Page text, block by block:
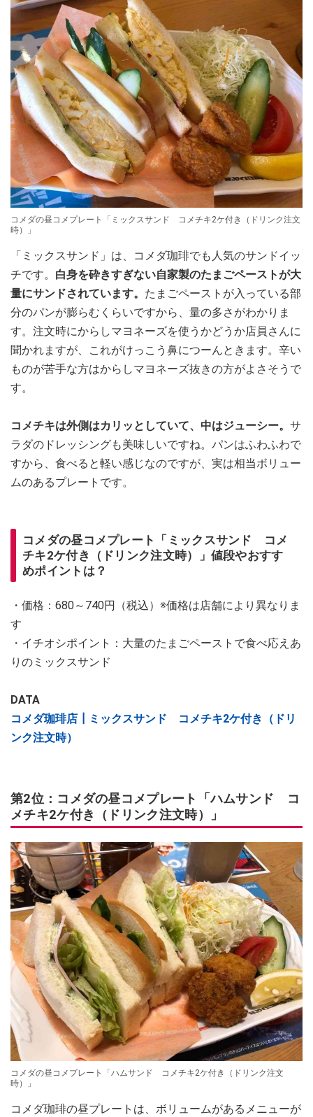
コメダの昼コメプレート「ミックスサンド コメチキ2ケ付き（ドリンク注文
時）」
「ミックスサンド」は、コメダ珈琲でも人気のサンドイッ
チです。 白身を砕きすぎない自家製のたまごペーストが大
量にサンドされています。 たまごペーストが入っている部
分のパンが膨らむくらいですから、量の多さがわかりま
す。注文時にからしマヨネーズを使うかどうか店員さんに
聞かれますが、これがけっこう鼻につーんときます。辛い
ものが苦手な方はからしマヨネーズ抜きの方がよさそうで
す。
コメチキは外側はカリッとしていて、中はジューシー。 サ
ラダのドレッシングも美味しいですね。パンはふわふわで
すから、食べると軽い感じなのですが、実は相当ボリュー
ムのあるプレートです。
コメダの昼コメプレート「ミックスサンド コメ
チキ2ケ付き（ドリンク注文時）」値段やおすす
めポイントは？
・価格：680～740円（税込）※価格は店舗により異なりま
す
・イチオシポイント：大量のたまごペーストで食べ応えあ
りのミックスサンド
DATA
コメダ珈琲店┃ミックスサンド コメチキ2ケ付き（ドリ
ンク注文時）
第2位：コメダの昼コメプレート「ハムサンド コ
メチキ2ケ付き（ドリンク注文時）」
コメダの昼コメプレート「ハムサンド コメチキ2ケ付き（ドリンク注文
時）」
コメダ珈琲の昼プレートは、ボリュームがあるメニューが